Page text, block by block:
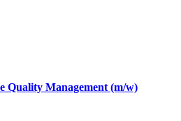
Quality Management (m/w)